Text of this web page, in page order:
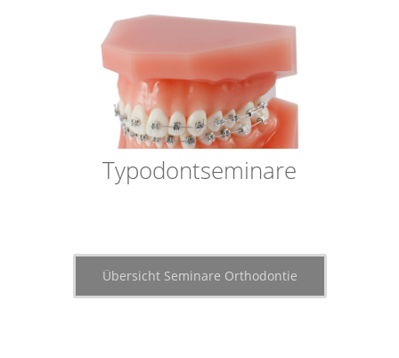
Typodontseminare
Übersicht Seminare Orthodontie